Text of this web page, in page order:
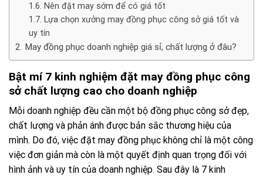
Nên đặt may sớm để có giá tốt
Lựa chọn xưởng may đồng phục công sở giá tốt và
uy tín
May đồng phục doanh nghiệp giá sỉ, chất lượng ở đâu?
Bật mí 7 kinh nghiệm đặt may đồng phục công
sở chất lượng cao cho doanh nghiệp
Mỗi doanh nghiệp đều cần một bộ đồng phục công sở đẹp,
chất lượng và phản ánh được bản sắc thương hiệu của
mình. Do đó, việc đặt may đồng phục không chỉ là một công
việc đơn giản mà còn là một quyết định quan trọng đối với
hình ảnh và uy tín của doanh nghiệp. Sau đây là 7 kinh